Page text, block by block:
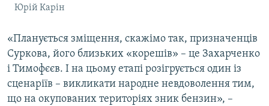
Юрій Карін
«Планується зміщення, скажімо так, призначенців
Суркова, його близьких «корешів» – це Захарченко
і Тимофєєв. І на цьому етапі розігрується один із
сценаріїв – викликати народне невдоволення тим,
що на окупованих територіях зник бензин», –